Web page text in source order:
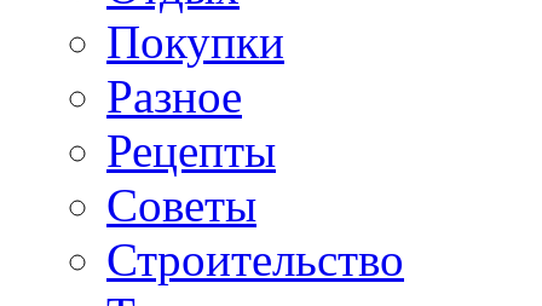
Покупки
Разное
Рецепты
Советы
Строительство